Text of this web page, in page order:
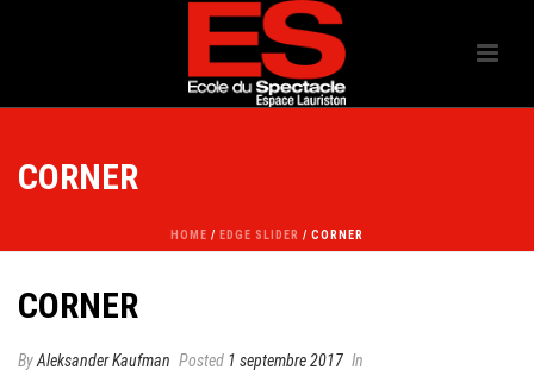
CORNER
HOME / EDGE SLIDER / CORNER
CORNER
ByAleksander Kaufman Posted 1 septembre 2017 In